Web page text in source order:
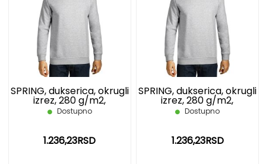
SPRING, dukserica, okrugli
izrez, 280 g/m2,
pepeljasta, L
Dostupno
1.236,23RSD
SPRING, dukserica, okrugli
izrez, 280 g/m2,
pepeljasta, M
Dostupno
1.236,23RSD